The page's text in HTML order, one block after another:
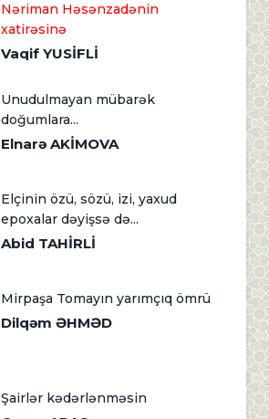
Nəriman Həsənzadənin
xatirəsinə
Vaqif YUSİFLİ
Unudulmayan mübarək
doğumlara...
Elnarə AKİMOVA
Elçinin özü, sözü, izi, yaxud
epoxalar dəyişsə də...
Abid TAHİRLİ
Mirpaşa Tomayın yarımçıq ömrü
Dilqəm ƏHMƏD
Şairlər kədərlənməsin